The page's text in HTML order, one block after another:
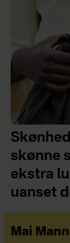
skønne
ekstra
uanset
Mai